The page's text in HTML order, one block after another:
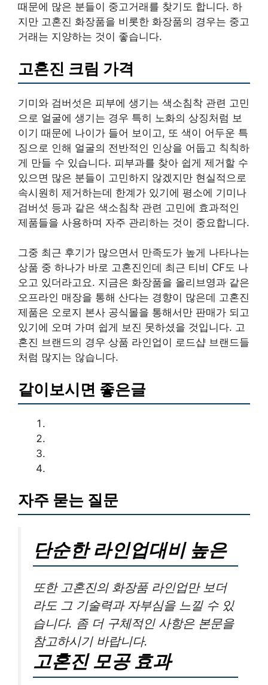
때문에 많은 분들이 중고거래를 찾기도 합니다. 하
지만 고혼진 화장품을 비롯한 화장품의 경우는 중고
거래는 지양하는 것이 좋습니다.
고혼진 크림 가격
기미와 검버섯은 피부에 생기는 색소침착 관련 고민
으로 얼굴에 생기는 경우 특히 노화의 상징처럼 보
이기 때문에 나이가 들어 보이고, 또 색이 어두운 특
징으로 인해 얼굴의 전반적인 인상을 어둡고 칙칙하
게 만들 수 있습니다. 피부과를 찾아 쉽게 제거할 수
있으면 많은 분들이 고민하지 않겠지만 현실적으로
속시원히 제거하는데 한계가 있기에 평소에 기미나
검버섯 등과 같은 색소침착 관련 고민에 효과적인
제품들을 사용하며 자주 관리하는 것이 중요합니다.
그중 최근 후기가 많으면서 만족도가 높게 나타나는
상품 중 하나가 바로 고혼진인데 최근 티비 CF도 나
오고 있더라고요. 지금은 화장품을 올리브영과 같은
오프라인 매장을 통해 산다는 경향이 많은데 고혼진
제품은 오로지 본사 공식몰을 통해서만 판매가 되고
있기에 오며 가며 쉽게 보진 못하셨을 것입니다. 고
혼진 브랜드의 경우 상품 라인업이 로드샵 브랜드들
처럼 많지는 않습니다.
같이보시면 좋은글
자주 묻는 질문
단순한 라인업대비 높은
또한 고혼진의 화장품 라인업만 보더
라도 그 기술력과 자부심을 느낄 수 있
습니다. 좀 더 구체적인 사항은 본문을
참고하시기 바랍니다.
고혼진 모공 효과